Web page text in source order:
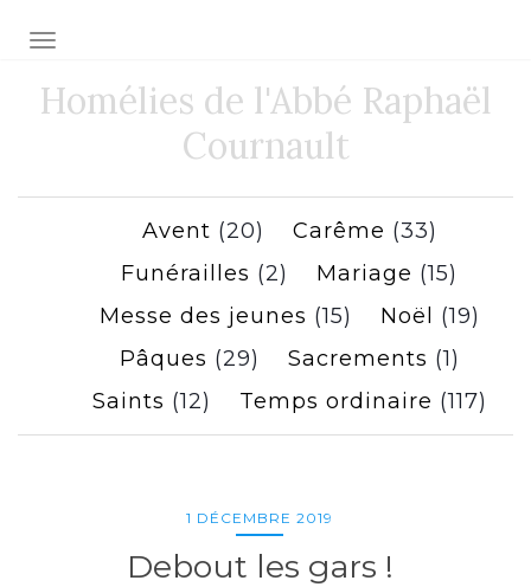
Toggle navigation
Homélies de l'Abbé Raphaël
Cournault
Avent (20) Carême (33)
Funérailles (2) Mariage (15)
Messe des jeunes (15) Noël
(19)
Pâques (29) Sacrements (1)
Saints (12) Temps ordinaire (117)
1 DÉCEMBRE 2019
Debout les gars !